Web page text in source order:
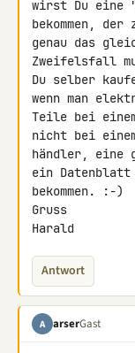
wirst Du eine
bekommen,
genau das
Zweifelsfall
Du selber
wenn man
Teile bei
nicht bei
händler, eine
ein Datenblatt
bekommen. :-)
Gruss
Harald
Antwort
A arserGast